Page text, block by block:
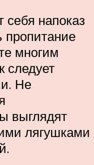
напоказ
многим
следует
Не
выглядят
лягушками